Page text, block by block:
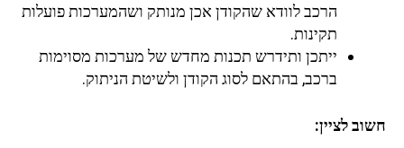
הרכב לוודא שהקודן אכן מנותק ושהמערכות פועלות
תקינות.
ייתכן ותידרש תכנות מחדש של מערכות מסוימות
ברכב, בהתאם לסוג הקודן ולשיטת הניתוק.
חשוב לציין: